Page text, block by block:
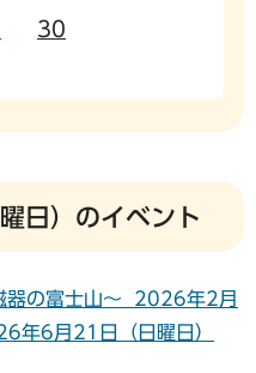
30
日）のイベント
器の富士山～ 2026年2月
年6月21日（日曜日）